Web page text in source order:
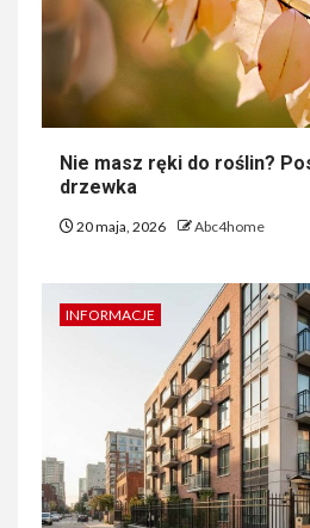
Nie masz ręki do roślin?
drzewka
20 maja, 2026 Abc4home
INFORMACJE